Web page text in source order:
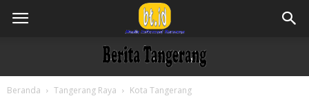
Beranda Tangerang Raya Kota Tangerang